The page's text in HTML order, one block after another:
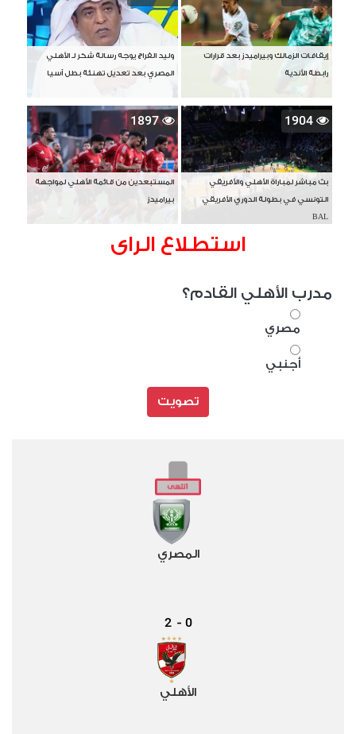
إيقافات الزمالك وبيراميدز بعد قرارات
رابطة الأندية
وليد الفراج يوجه رسالة شكر لـ الأهلي
المصري بعد تعديل تهنئة بطل آسيا
1904
بث مباشر لمباراة الأهلي والأفريقي
التونسي في بطولة الدوري الأفريقي
BAL
1897
المستبعدين من قائمة الأهلي لمواجهة
بيراميدز
استطلاع الراى
مدرب الأهلي القادم؟
مصري
أجنبي
تصويت
المصري
0
-
2
الأهلي